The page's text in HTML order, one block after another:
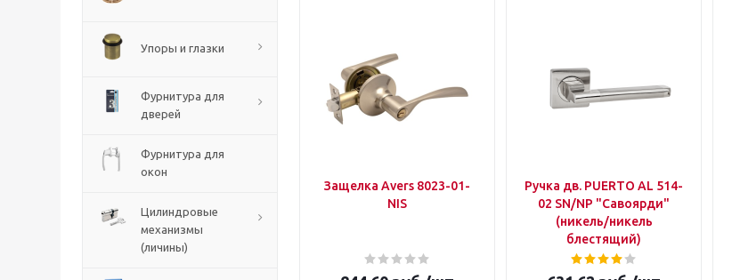
Упоры и глазки
Фурнитура для
дверей
Фурнитура для
окон
Цилиндровые
механизмы
(личины)
Защелка Avers 8023-01-
NIS
Ручка дв. PUERTO AL 514-
02 SN/NP "Савоярди"
(никель/никель
блестящий)